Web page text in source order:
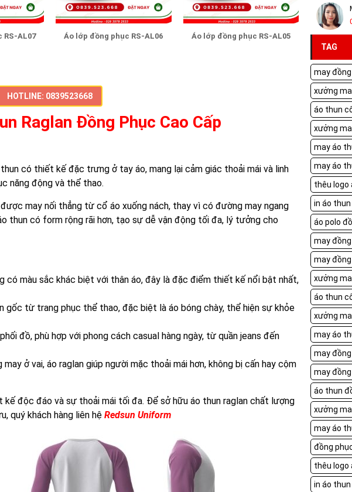
RS-AL07 Áo lớp đồng phục RS-AL06 Áo lớp đồng phục RS-AL05
HOTLINE: 0839523668
Raglan Đồng Phục Cao Cấp
có thiết kế đặc trưng ở tay áo, mang lại cảm giác thoải mái và linh
năng động và thể thao.
may nối thẳng từ cổ áo xuống nách, thay vì có đường may ngang
thun có form rộng rãi hơn, tạo sự dễ vận động tối đa, lý tưởng cho
có màu sắc khác biệt với thân áo, đây là đặc điểm thiết kế nổi bật nhất,
gốc từ trang phục thể thao, đặc biệt là áo bóng chày, thể hiện sự khỏe
đồ, phù hợp với phong cách casual hàng ngày, từ quần jeans đến
ở vai, áo raglan giúp người mặc thoải mái hơn, không bị cấn hay cộm
kế độc đáo và sự thoải mái tối đa. Để sở hữu áo thun raglan chất lượng
quý khách hàng liên hệ Redsun Uniform
TAG
may
xưởng
áo thun
xưởng
may áo
may áo
thêu logo
in áo
áo polo
may
may
xưởng
áo thun
xưởng
may áo
may
may
áo thun
xưởng
may áo
đồng
thêu logo
in áo